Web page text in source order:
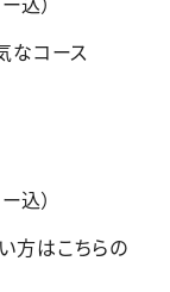
込）
なコース
込）
方はこちらの